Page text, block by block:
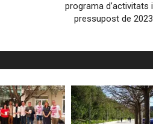
programa d’activitats i
pressupost de 2023